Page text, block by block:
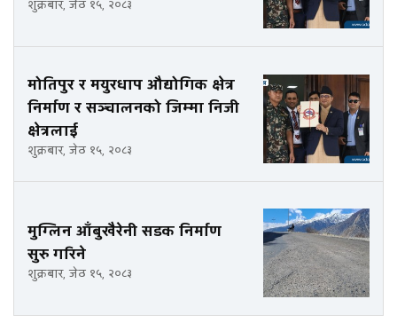
शुक्रबार, जेठ १५, २०८३
मोतिपुर र मयुरधाप औद्योगिक क्षेत्र
निर्माण र सञ्चालनको जिम्मा निजी
क्षेत्रलाई
शुक्रबार, जेठ १५, २०८३
मुग्लिन आँबुखैरेनी सडक निर्माण
सुरु गरिने
शुक्रबार, जेठ १५, २०८३